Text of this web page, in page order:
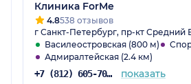
Клиника ForMe
4.8538 отзывов
г Санкт-Петербург, пр-кт Средний
Василеостровская (800 м)
Адмиралтейская (2.4 км)
+7 (812) 605-70-02 показать